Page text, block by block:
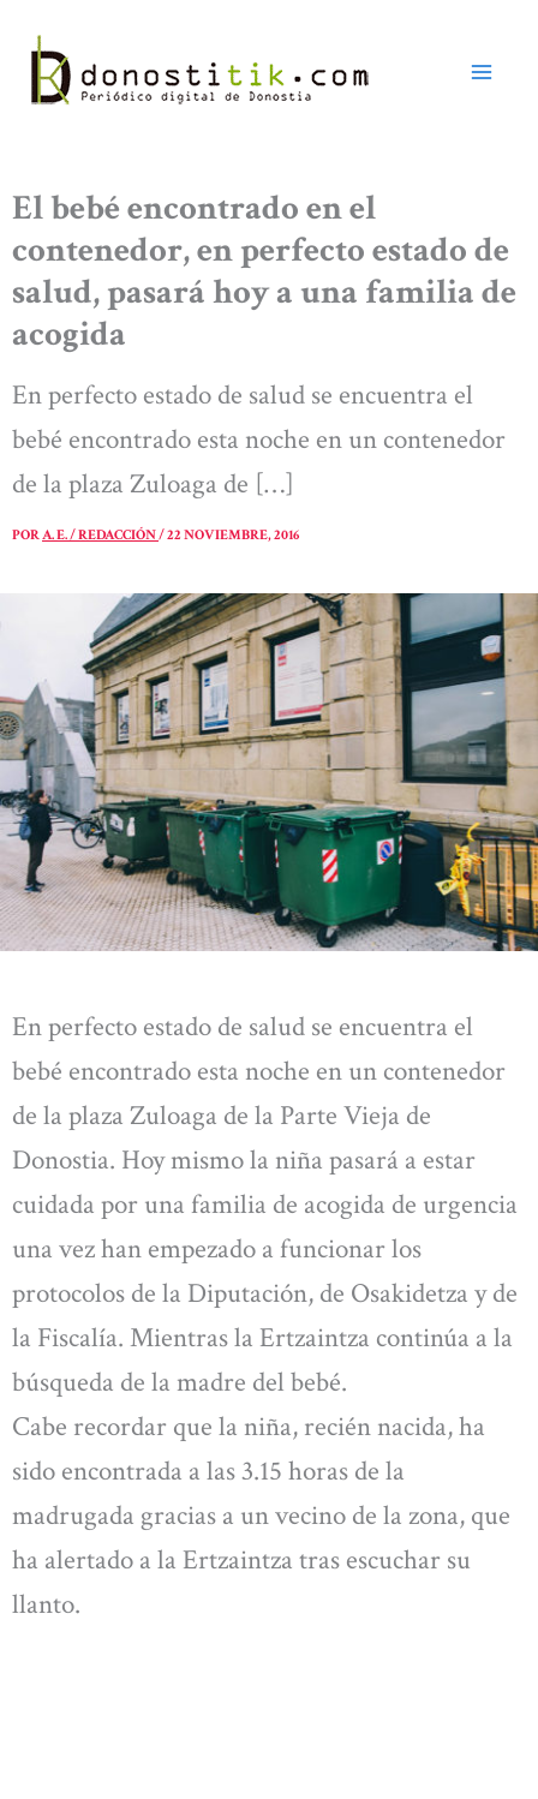
contenido
El bebé encontrado en el
contenedor, en perfecto estado de
salud, pasará hoy a una familia de
acogida
En perfecto estado de salud se encuentra el
bebé encontrado esta noche en un contenedor
de la plaza Zuloaga de […]
PORA. E. / REDACCIÓN/22 NOVIEMBRE, 2016
En perfecto estado de salud se encuentra el
bebé encontrado esta noche en un contenedor
de la plaza Zuloaga de la Parte Vieja de
Donostia. Hoy mismo la niña pasará a estar
cuidada por una familia de acogida de urgencia
una vez han empezado a funcionar los
protocolos de la Diputación, de Osakidetza y de
la Fiscalía. Mientras la Ertzaintza continúa a la
búsqueda de la madre del bebé.
Cabe recordar que la niña, recién nacida, ha
sido encontrada a las 3.15 horas de la
madrugada gracias a un vecino de la zona, que
ha alertado a la Ertzaintza tras escuchar su
llanto.